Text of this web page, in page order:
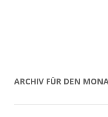
ARCHIV FÜR DEN